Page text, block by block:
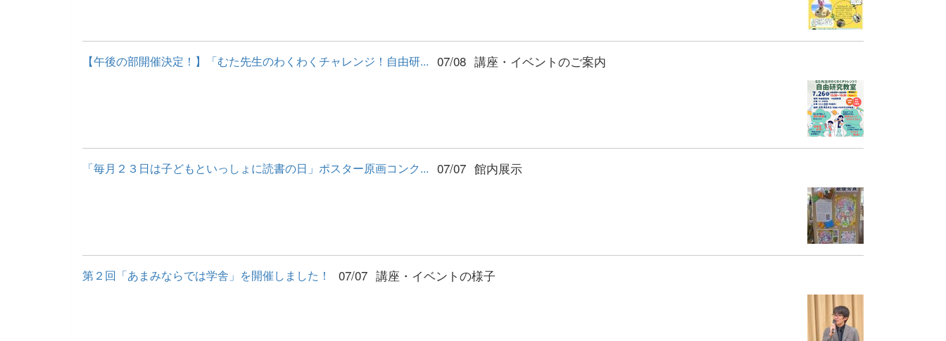
【午後の部開催決定！】「むた先生のわくわくチャレンジ！自由研... 07/08 講座・イベントのご案内
「毎月２３日は子どもといっしょに読書の日」ポスター原画コンク... 07/07 館内展示
第２回「あまみならでは学舎」を開催しました！ 07/07 講座・イベントの様子